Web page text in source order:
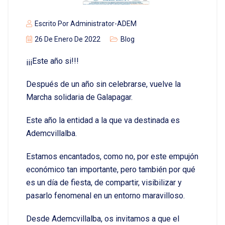
Escrito PorAdministrator-ADEM
26 De Enero De 2022
Blog
¡¡¡Este año si!!!
Después de un año sin celebrarse, vuelve la
Marcha solidaria de Galapagar.
Este año la entidad a la que va destinada es
Ademcvillalba.
Estamos encantados, como no, por este empujón
económico tan importante, pero también por qué
es un día de fiesta, de compartir, visibilizar y
pasarlo fenomenal en un entorno maravilloso.
Desde Ademcvillalba, os invitamos a que el